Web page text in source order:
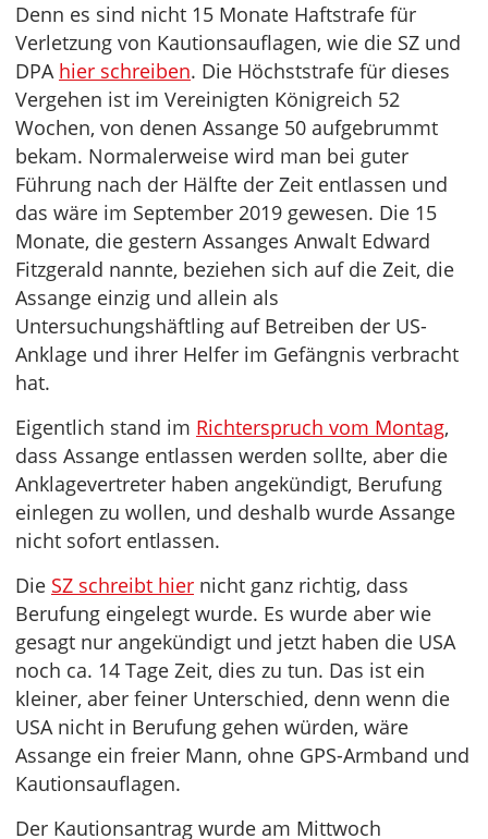
Denn es sind nicht 15 Monate Haftstrafe für
Verletzung von Kautionsauflagen, wie die SZ und
DPA hier schreiben. Die Höchststrafe für dieses
Vergehen ist im Vereinigten Königreich 52
Wochen, von denen Assange 50 aufgebrummt
bekam. Normalerweise wird man bei guter
Führung nach der Hälfte der Zeit entlassen und
das wäre im September 2019 gewesen. Die 15
Monate, die gestern Assanges Anwalt Edward
Fitzgerald nannte, beziehen sich auf die Zeit, die
Assange einzig und allein als
Untersuchungshäftling auf Betreiben der US-
Anklage und ihrer Helfer im Gefängnis verbracht
hat.
Eigentlich stand im Richterspruch vom Montag,
dass Assange entlassen werden sollte, aber die
Anklagevertreter haben angekündigt, Berufung
einlegen zu wollen, und deshalb wurde Assange
nicht sofort entlassen.
Die SZ schreibt hier nicht ganz richtig, dass
Berufung eingelegt wurde. Es wurde aber wie
gesagt nur angekündigt und jetzt haben die USA
noch ca. 14 Tage Zeit, dies zu tun. Das ist ein
kleiner, aber feiner Unterschied, denn wenn die
USA nicht in Berufung gehen würden, wäre
Assange ein freier Mann, ohne GPS-Armband und
Kautionsauflagen.
Der Kautionsantrag wurde am Mittwoch